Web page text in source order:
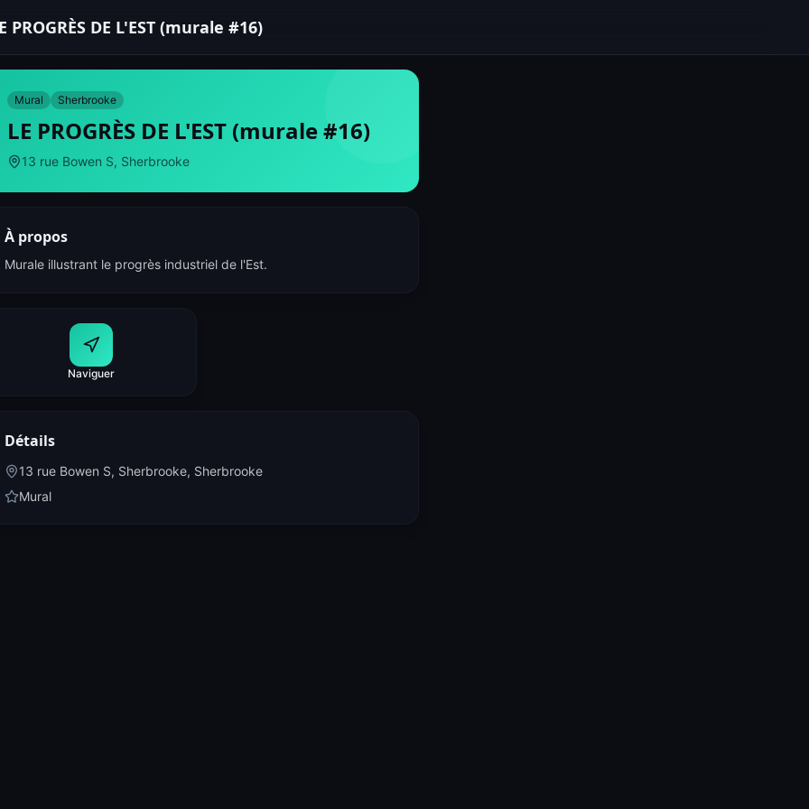
PROGRÈS DE L'EST (murale #16)
Mural Sherbrooke
LE PROGRÈS DE L'EST (murale #16)
13 rue Bowen S, Sherbrooke
À propos
Murale illustrant le progrès industriel de l'Est.
Naviguer
Détails
13 rue Bowen S, Sherbrooke, Sherbrooke
Mural